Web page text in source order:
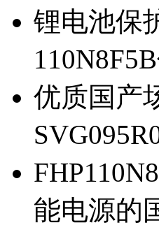
锂电池保
优质国产
能电源的